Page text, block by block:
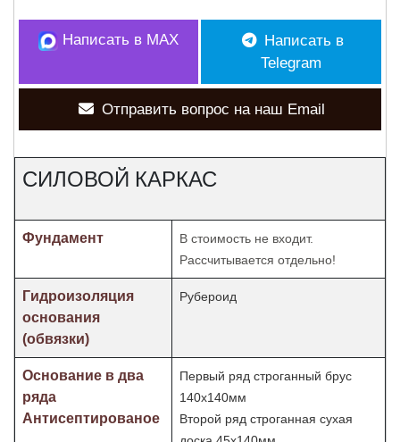
Написать в MAX
Написать в
Telegram
Отправить вопрос на наш Email
СИЛОВОЙ КАРКАС
Фундамент
В стоимость не входит.
Рассчитывается отдельно!
Гидроизоляция
основания
(обвязки)
Рубероид
Основание в два
ряда
Антисептированое
Первый ряд строганный брус
140х140мм
Второй ряд строганная сухая